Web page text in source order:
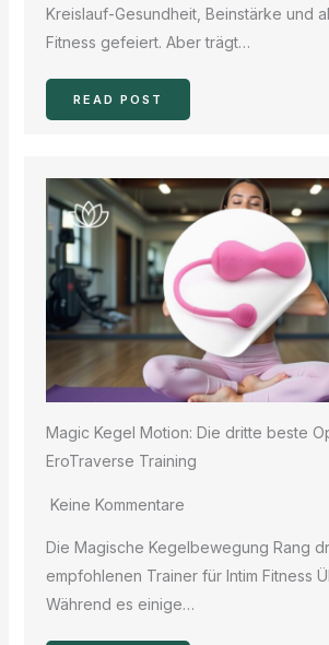
Kreislauf-Gesundheit, Beinstärke und
Fitness gefeiert. Aber trägt…
READ POST
Magic Kegel Motion: Die dritte beste
EroTraverse Training
Keine Kommentare
Die Magische Kegelbewegung Rang
empfohlenen Trainer für Intim Fitness
Während es einige…